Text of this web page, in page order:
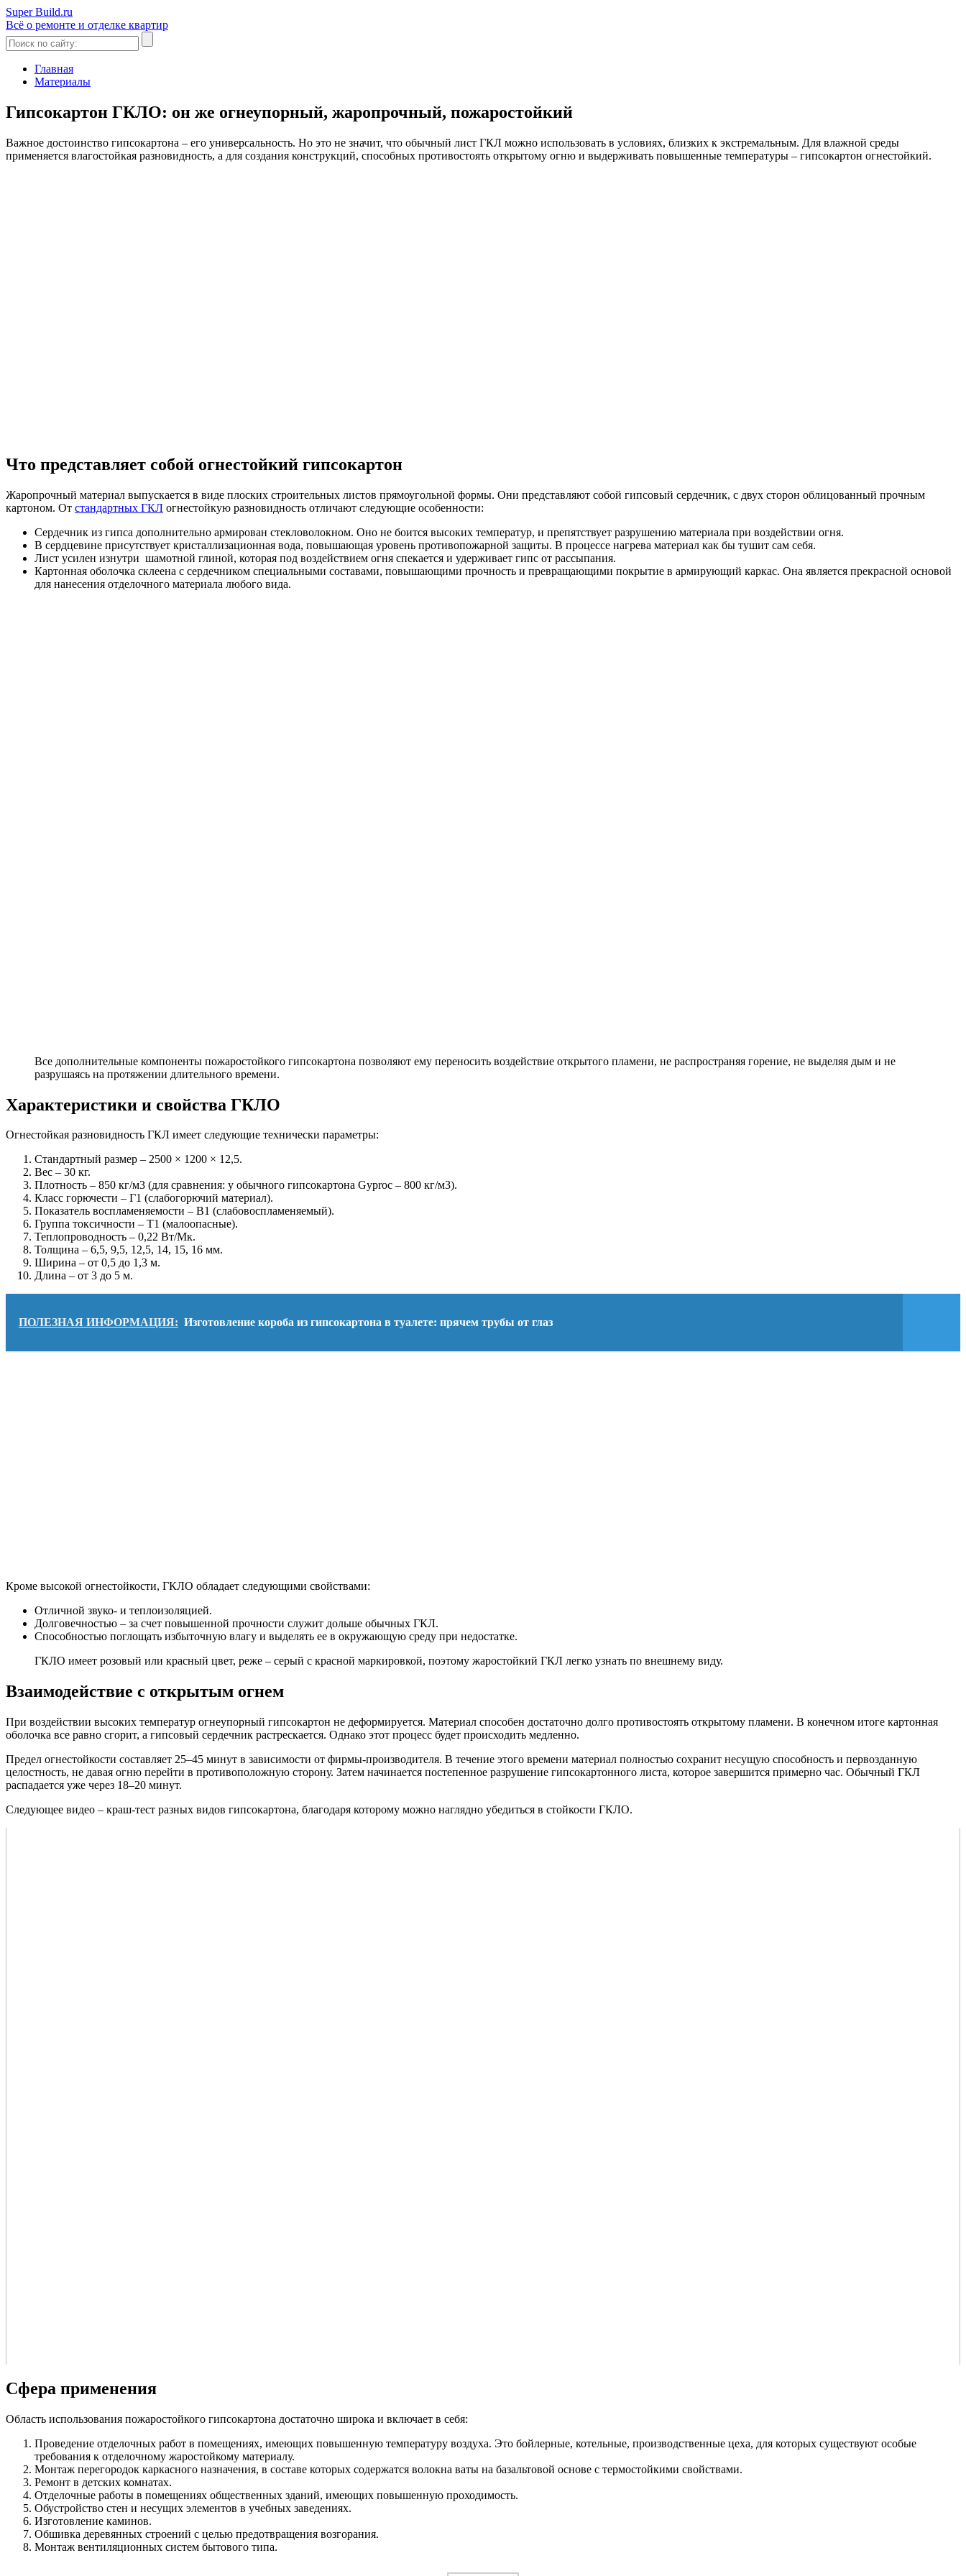
Super Build.ru
Всё о ремонте и отделке квартир
Главная
Материалы
Гипсокартон ГКЛО: он же огнеупорный, жаропрочный, пожаростойкий
Важное достоинство гипсокартона – его универсальность. Но это не значит, что обычный лист ГКЛ можно использовать в условиях, близких к экстремальным. Для влажной среды
применяется влагостойкая разновидность, а для создания конструкций, способных противостоять открытому огню и выдерживать повышенные температуры – гипсокартон огнестойкий.
Что представляет собой огнестойкий гипсокартон
Жаропрочный материал выпускается в виде плоских строительных листов прямоугольной формы. Они представляют собой гипсовый сердечник, с двух сторон облицованный прочным
картоном. От стандартных ГКЛ огнестойкую разновидность отличают следующие особенности:
Сердечник из гипса дополнительно армирован стекловолокном. Оно не боится высоких температур, и препятствует разрушению материала при воздействии огня.
В сердцевине присутствует кристаллизационная вода, повышающая уровень противопожарной защиты. В процессе нагрева материал как бы тушит сам себя.
Лист усилен изнутри шамотной глиной, которая под воздействием огня спекается и удерживает гипс от рассыпания.
Картонная оболочка склеена с сердечником специальными составами, повышающими прочность и превращающими покрытие в армирующий каркас. Она является прекрасной основой
для нанесения отделочного материала любого вида.
Все дополнительные компоненты пожаростойкого гипсокартона позволяют ему переносить воздействие открытого пламени, не распространяя горение, не выделяя дым и не
разрушаясь на протяжении длительного времени.
Характеристики и свойства ГКЛО
Огнестойкая разновидность ГКЛ имеет следующие технически параметры:
Стандартный размер – 2500 × 1200 × 12,5.
Вес – 30 кг.
Плотность – 850 кг/м3 (для сравнения: у обычного гипсокартона Gyproc – 800 кг/м3).
Класс горючести – Г1 (слабогорючий материал).
Показатель воспламеняемости – В1 (слабовоспламеняемый).
Группа токсичности – Т1 (малоопасные).
Теплопроводность – 0,22 Вт/Мк.
Толщина – 6,5, 9,5, 12,5, 14, 15, 16 мм.
Ширина – от 0,5 до 1,3 м.
Длина – от 3 до 5 м.
ПОЛЕЗНАЯ ИНФОРМАЦИЯ: Изготовление короба из гипсокартона в туалете: прячем трубы от глаз
Кроме высокой огнестойкости, ГКЛО обладает следующими свойствами:
Отличной звуко- и теплоизоляцией.
Долговечностью – за счет повышенной прочности служит дольше обычных ГКЛ.
Способностью поглощать избыточную влагу и выделять ее в окружающую среду при недостатке.
ГКЛО имеет розовый или красный цвет, реже – серый с красной маркировкой, поэтому жаростойкий ГКЛ легко узнать по внешнему виду.
Взаимодействие с открытым огнем
При воздействии высоких температур огнеупорный гипсокартон не деформируется. Материал способен достаточно долго противостоять открытому пламени. В конечном итоге картонная
оболочка все равно сгорит, а гипсовый сердечник растрескается. Однако этот процесс будет происходить медленно.
Предел огнестойкости составляет 25–45 минут в зависимости от фирмы-производителя. В течение этого времени материал полностью сохранит несущую способность и первозданную
целостность, не давая огню перейти в противоположную сторону. Затем начинается постепенное разрушение гипсокартонного листа, которое завершится примерно час. Обычный ГКЛ
распадается уже через 18–20 минут.
Следующее видео – краш-тест разных видов гипсокартона, благодаря которому можно наглядно убедиться в стойкости ГКЛО.
Сфера применения
Область использования пожаростойкого гипсокартона достаточно широка и включает в себя:
Проведение отделочных работ в помещениях, имеющих повышенную температуру воздуха. Это бойлерные, котельные, производственные цеха, для которых существуют особые
требования к отделочному жаростойкому материалу.
Монтаж перегородок каркасного назначения, в составе которых содержатся волокна ваты на базальтовой основе с термостойкими свойствами.
Ремонт в детских комнатах.
Отделочные работы в помещениях общественных зданий, имеющих повышенную проходимость.
Обустройство стен и несущих элементов в учебных заведениях.
Изготовление каминов.
Обшивка деревянных строений с целью предотвращения возгорания.
Монтаж вентиляционных систем бытового типа.